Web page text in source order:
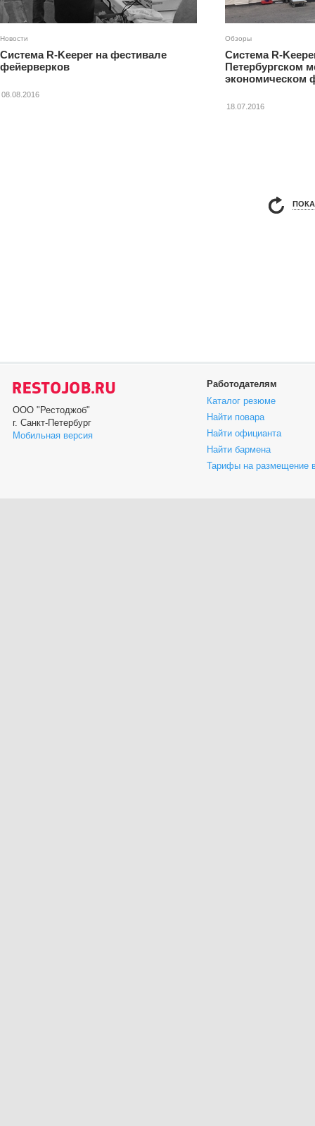
Новости
Система R-Keeper на фестивале
фейерверков
08.08.2016
Обзоры
Система R-
Петербургском
экономическом
18.07.2016
ООО "Рестоджоб"
г. Санкт-Петербург
Мобильная версия
Работодателям
Каталог резюме
Найти повара
Найти официанта
Найти бармена
Тарифы на размещение